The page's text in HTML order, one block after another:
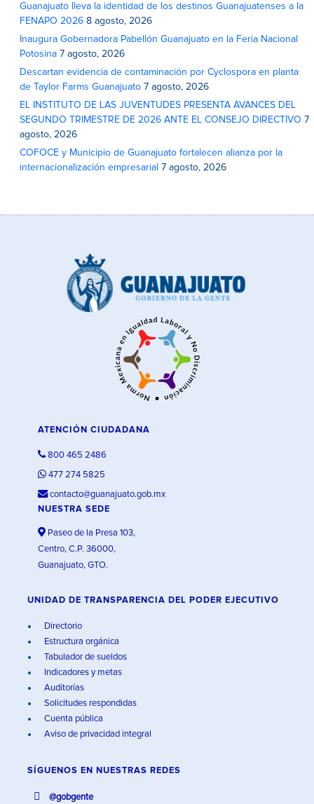
Guanajuato lleva la identidad de los destinos Guanajuatenses a la
FENAPO 2026 8 agosto, 2026
Inaugura Gobernadora Pabellón Guanajuato en la Feria Nacional
Potosina 7 agosto, 2026
Descartan evidencia de contaminación por Cyclospora en planta
de Taylor Farms Guanajuato 7 agosto, 2026
EL INSTITUTO DE LAS JUVENTUDES PRESENTA AVANCES DEL
SEGUNDO TRIMESTRE DE 2026 ANTE EL CONSEJO DIRECTIVO 7
agosto, 2026
COFOCE y Municipio de Guanajuato fortalecen alianza por la
internacionalización empresarial 7 agosto, 2026
ATENCIÓN CIUDADANA
800 465 2486
477 274 5825
contacto@guanajuato.gob.mx
NUESTRA SEDE
Paseo de la Presa 103,
Centro, C.P. 36000,
Guanajuato, GTO.
UNIDAD DE TRANSPARENCIA DEL PODER EJECUTIVO
Directorio
Estructura orgánica
Tabulador de sueldos
Indicadores y metas
Auditorías
Solicitudes respondidas
Cuenta pública
Aviso de privacidad integral
SÍGUENOS EN NUESTRAS REDES
@gobgente